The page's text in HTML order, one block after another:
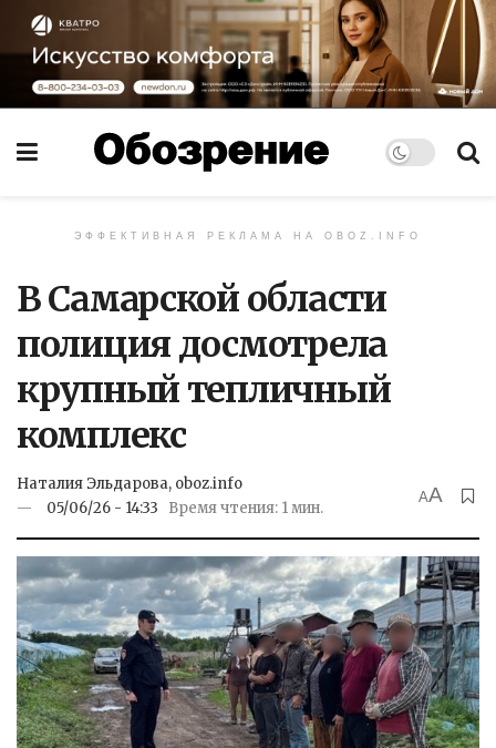
ЭФФЕКТИВНАЯ РЕКЛАМА НА OBOZ.INFO
В Самарской области
полиция досмотрела
крупный тепличный
комплекс
Наталия Эльдарова, oboz.info
05/06/26 - 14:33
Время чтения: 1 мин.
AA